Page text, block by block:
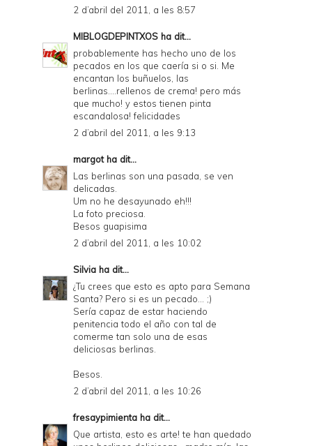
2 d’abril del 2011, a les 8:57
MIBLOGDEPINTXOS ha dit...
probablemente has hecho uno de los
pecados en los que caería si o si. Me
encantan los buñuelos, las
berlinas....rellenos de crema! pero más
que mucho! y estos tienen pinta
escandalosa! felicidades
2 d’abril del 2011, a les 9:13
margotha dit...
Las berlinas son una pasada, se ven
delicadas.
Um no he desayunado eh!!!
La foto preciosa.
Besos guapisima
2 d’abril del 2011, a les 10:02
Silvia ha dit...
¿Tu crees que esto es apto para Semana
Santa? Pero si es un pecado... ;)
Sería capaz de estar haciendo
penitencia todo el año con tal de
comerme tan solo una de esas
deliciosas berlinas.
Besos.
2 d’abril del 2011, a les 10:26
fresaypimienta ha dit...
Que artista, esto es arte! te han quedado